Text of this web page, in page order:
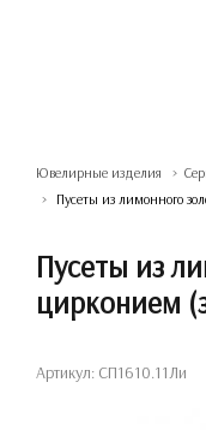
Ювелирные изделия
Пусеты из лимонного
Пусеты из
цирконием
Артикул: СП1610.11Ли